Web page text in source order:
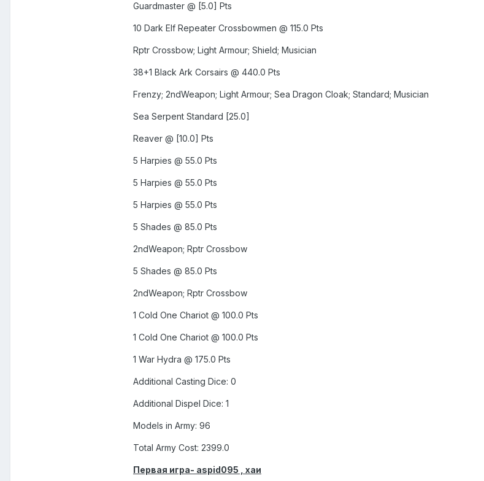
Guardmaster @ [5.0] Pts
10 Dark Elf Repeater Crossbowmen @ 115.0 Pts
Rptr Crossbow; Light Armour; Shield; Musician
38+1 Black Ark Corsairs @ 440.0 Pts
Frenzy; 2ndWeapon; Light Armour; Sea Dragon Cloak; Standard; Musician
Sea Serpent Standard [25.0]
Reaver @ [10.0] Pts
5 Harpies @ 55.0 Pts
5 Harpies @ 55.0 Pts
5 Harpies @ 55.0 Pts
5 Shades @ 85.0 Pts
2ndWeapon; Rptr Crossbow
5 Shades @ 85.0 Pts
2ndWeapon; Rptr Crossbow
1 Cold One Chariot @ 100.0 Pts
1 Cold One Chariot @ 100.0 Pts
1 War Hydra @ 175.0 Pts
Additional Casting Dice: 0
Additional Dispel Dice: 1
Models in Army: 96
Total Army Cost: 2399.0
Первая игра- aspid095 , хаи